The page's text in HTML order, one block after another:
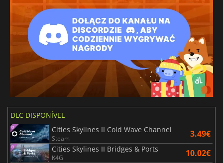
DLC DISPONÍVEL
Cities Skylines II Cold Wave Channel
Steam 3.49€
Cities Skylines II Bridges & Ports
K4G 10.02€